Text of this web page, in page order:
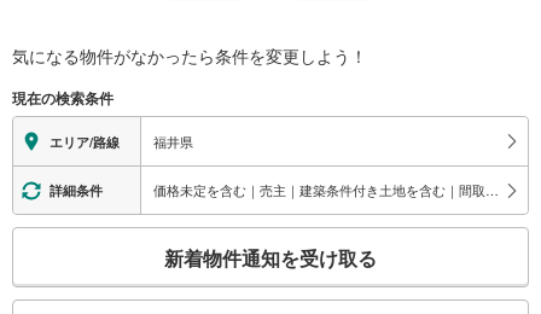
気になる物件がなかったら条件を変更しよう！
現在の検索条件
エリア/路線 福井県
詳細条件 価格未定を含む｜売主｜建築条件付き土地を含む｜間取り未定を含む
検
新着物件通知を受け取る